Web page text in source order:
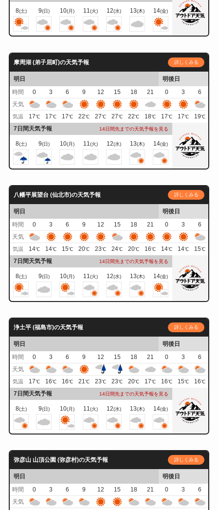
8(土) 9(日) 10(月) 11(火) 12(水) 13(木) 14(金)
摩周湖 (弟子屈町)の天気予報 詳しくみる
明日
明後日
時間
0 3 6 9 12 15 18 21 0 3
6
天気
気温 17℃ 17℃ 17℃ 22℃ 27℃ 27℃ 22℃ 18℃ 17℃ 17℃ 19℃
7日間天気予報 14日間先までの天気予報を見る
8(土) 9(日) 10(月) 11 (火) 12(水) 13(木) 14(金)
八幡平展望台 (仙北市)の天気予報 詳しくみる
明日
明後日
時間
0 3 6 9 12 15 18 21 0 3
6
天気
気温 14℃ 14℃ 15℃ 20℃ 23℃ 24℃ 20℃ 16℃ 14℃ 14℃ 15℃
7日間天気予報 14日間先までの天気予報を見る
8(土) 9(日) 10(月) 11 (火) 12(水) 13(木) 14(金)
浄土平 (福島市)の天気予報 詳しくみる
明日
明後日
時間
0 3 6 9 12 15 18 21 0 3
6
天気
気温 17℃ 16℃ 16℃ 21℃ 23℃ 23℃ 20℃ 17℃ 16℃ 15℃ 16℃
7日間天気予報 14日間先までの天気予報を見る
8(土) 9(日) 10(月) 11(火) 12(水) 13(木) 14(金)
弥彦山 山頂公園 (弥彦村)の天気予報 詳しくみる
明日
明後日
時間
0 3 6 9 12 15 18 21 0 3
6
天気